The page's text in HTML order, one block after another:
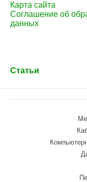
Статьи
Карта сайта
Соглашение об
данных